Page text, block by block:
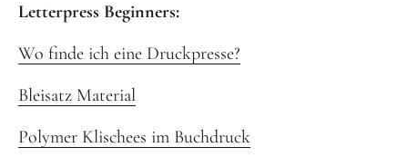
Letterpress Beginners:
Wo finde ich eine Druckpresse?
Bleisatz Material
Polymer Klischees im Buchdruck